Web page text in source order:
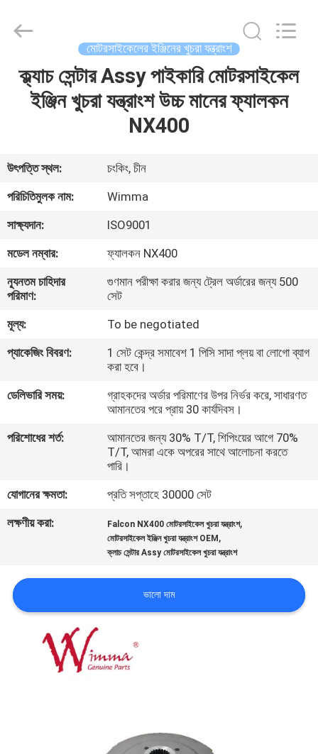
বাড়ি
ভিডিও
সম্বন্ধে
কারখানা
গুণমান
খবর
উদ্ধৃতি
অনুরোধ
সাইটম্যাপ
গোপনীয়তা
Parts
Reserved.
মোটরসাইকেলের ইঞ্জিনের খুচরা যন্ত্রাংশ
ক্ল্যাচ সেন্টার Assy পাইকারি মোটরসাইকেল
ইঞ্জিন খুচরা যন্ত্রাংশ উচ্চ মানের ফ্যালকন
NX400
উৎপত্তি স্থল:
চংকিং, চীন
পরিচিতিমুলক নাম:
Wimma
সাক্ষ্যদান:
ISO9001
মডেল নম্বার:
ফ্যালকন NX400
ন্যূনতম চাহিদার
পরিমাণ:
গুণমান পরীক্ষা করার জন্য ট্রেল অর্ডারের জন্য 500
সেট
মূল্য:
To be negotiated
প্যাকেজিং বিবরণ:
1 সেট কেন্দ্র সমাবেশ 1 পিসি সাদা প্লয় বা লোগো ব্যাগ
করা হবে।
ডেলিভারি সময়:
গ্রাহকদের অর্ডার পরিমাণের উপর নির্ভর করে, সাধারণত
আমানতের পরে প্রায় 30 কার্যদিবস।
পরিশোধের শর্ত:
আমানতের জন্য 30% T/T, শিপিংয়ের আগে 70%
T/T, আমরা একে অপরের সাথে আলোচনা করতে
পারি।
যোগানের ক্ষমতা:
প্রতি সপ্তাহে 30000 সেট
লক্ষণীয় করা:
Falcon NX400 মোটরসাইকেল খুচরা যন্ত্রাংশ,
মোটরসাইকেল ইঞ্জিন খুচরা যন্ত্রাংশ OEM ,
ক্লাচ সেন্টার Assy মোটরসাইকেল খুচরা যন্ত্রাংশ
ভালো দাম